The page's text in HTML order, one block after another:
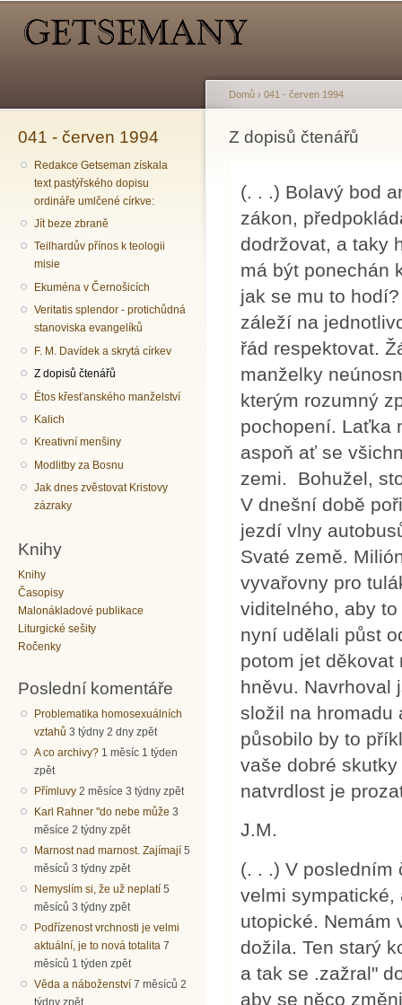
041 - červen 1994
Redakce Getseman získala
text pastýřského dopisu
ordináře umlčené církve:
Jít beze zbraně
Teilhardův přínos k teologii
misie
Ekuména v Černošicích
Veritatis splendor - protichůdná
stanoviska evangelíků
F. M. Davídek a skrytá církev
Z dopisů čtenářů
Étos křesťanského manželství
Kalich
Kreativní menšiny
Modlitby za Bosnu
Jak dnes zvěstovat Kristovy
zázraky
Knihy
Knihy
Časopisy
Malonákladové publikace
Liturgické sešity
Ročenky
Poslední komentáře
Problematika homosexuálních
vztahů 3 týdny 2 dny zpět
A co archivy? 1 měsíc 1 týden
zpět
Přímluvy 2 měsíce 3 týdny zpět
Karl Rahner "do nebe může 3
měsíce 2 týdny zpět
Marnost nad marnost. Zajímají 5
měsíců 3 týdny zpět
Nemyslím si, že už neplatí 5
měsíců 3 týdny zpět
Podřízenost vrchnosti je velmi
aktuální, je to nová totalita 7
měsíců 1 týden zpět
Věda a náboženství 7 měsíců 2
Jste zde
Domů › 041 - červen 1994
Z dopisů čtenářů
(. . .) Bolavý bod
zákon,
dodržovat, a taky
má být ponechán
jak se mu to
záleží na
řád respektovat.
manželky
kterým rozumný
pochopení. Laťka
aspoň ať se
zemi. Bohužel,
V dnešní době
jezdí vlny
Svaté země.
vyvařovny pro
viditelného, aby
nyní udělali půst
potom jet
hněvu. Navrhoval
složil na hromadu
působilo by to
vaše dobré
natvrdlost je
J.M.
(. . .) V posledním
velmi sympatické,
utopické. Nemám
dožila. Ten starý
a tak se .zažral"
aby se něco